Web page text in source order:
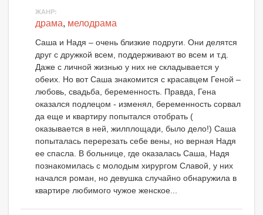
ЖАНР:
драма, мелодрама
Саша и Надя – очень близкие подруги. Они делятся
друг с дружкой всем, поддерживают во всем и т.д.
Даже с личной жизнью у них не складывается у
обеих. Но вот Саша знакомится с красавцем Геной –
любовь, свадьба, беременность. Правда, Гена
оказался подлецом - изменял, беременность сорвал
да еще и квартиру попытался отобрать (
оказывается в ней, жилплощади, было дело!) Саша
попыталась перерезать себе вены, но верная Надя
ее спасла. В больнице, где оказалась Саша, Надя
познакомилась с молодым хирургом Славой, у них
начался роман, но девушка случайно обнаружила в
квартире любимого чужое женское...